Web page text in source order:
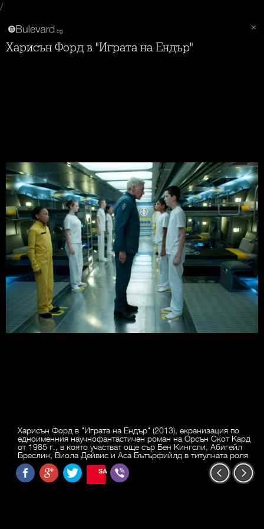
/
Харисън Форд в "Играта на Ендър"
Харисън Форд в "Играта на Ендър" (2013), екранизация по
едноименния научнофантастичен роман на Орсън Скот Кард
от 1985 г., в която участват още сър Бен Кингсли, Абигейл
Бреслин, Виола Дейвис и Аса Бътърфийлд в титулната роля
SAVE